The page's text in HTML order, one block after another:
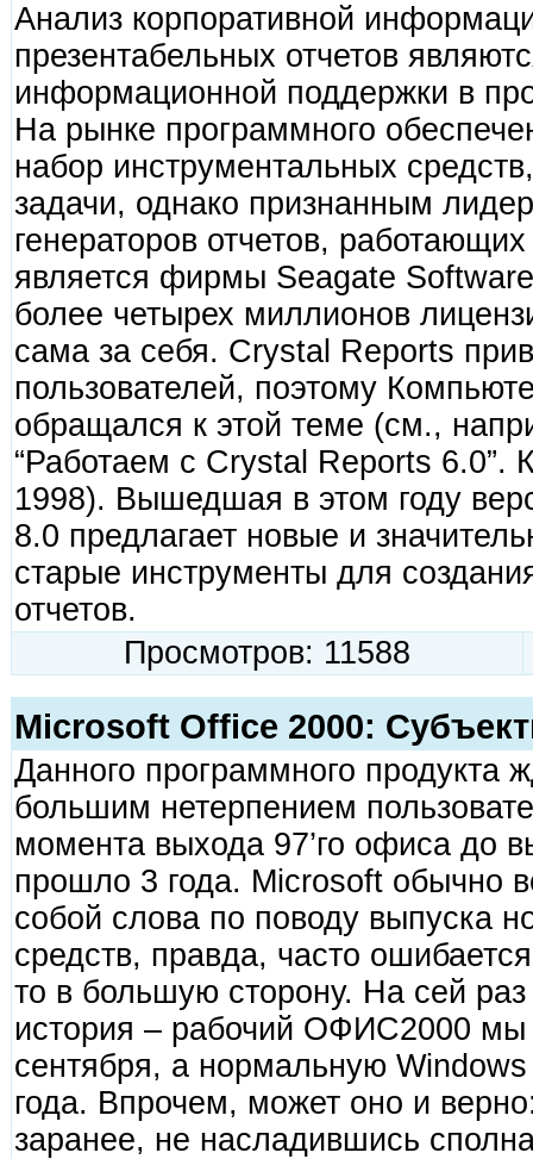
Анализ корпоративной
презентабельных отчетов
информационной поддержки в
На рынке программного
набор инструментальных
задачи, однако признанным
генераторов отчетов,
является фирмы Seagate
более четырех миллионов
сама за себя. Crystal Reports
пользователей, поэтому
обращался к этой теме (см.,
“Работаем с Crystal Reports 6.0”.
1998). Вышедшая в этом году
8.0 предлагает новые и
старые инструменты для
отчетов.
Просмотров: 11588
Мicrosoft Office 2000:
Данного программного продукта
большим нетерпением
момента выхода 97’го офиса до
прошло 3 года. Мicrosoft обычно
собой слова по поводу выпуска
средств, правда, часто
то в большую сторону. На сей
история – рабочий ОФИС2000 мы
сентября, а нормальную
года. Впрочем, может оно и
заранее, не насладившись